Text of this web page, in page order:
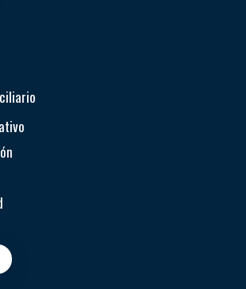
de acero resistente.
de PVC.
asiento: 49 cm.
silla: 29 kg.